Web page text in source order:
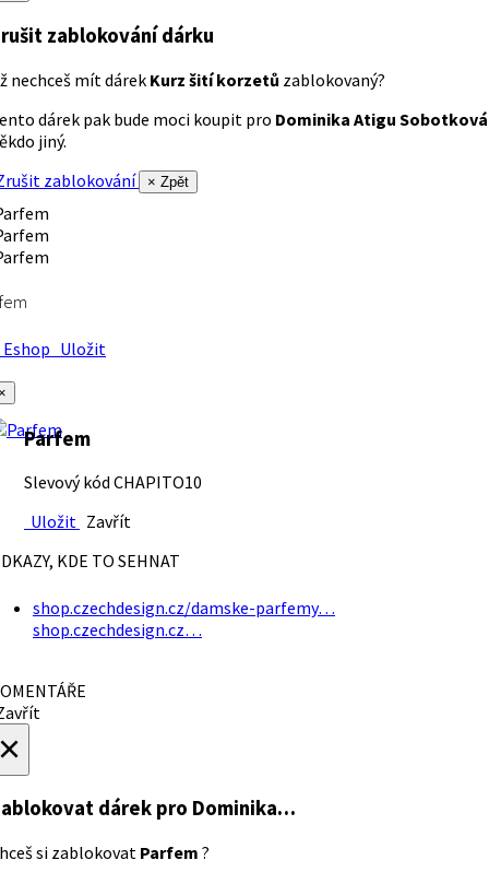
zablokování dárku
nechceš mít dárek Kurz šití korzetů zablokovaný?
dárek pak bude moci koupit pro Dominika Atigu Sobotková
jiný.
zablokování
× Zpět
Uložit
Parfem
Slevový kód CHAPITO10
Uložit Zavřít
KDE TO SEHNAT
shop.czechdesign.cz/damske-parfemy…
shop.czechdesign.cz…
dárek pro Dominika…
si zablokovat Parfem ?